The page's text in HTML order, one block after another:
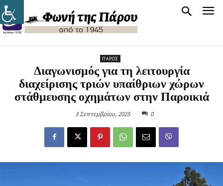
ΠΆΡΟΣ
Διαγωνισμός για τη λειτουργία
διαχείρισης τριών υπαίθριων χώρων
στάθμευσης οχημάτων στην Παροικιά
3 Σεπτεμβρίου, 2025 0